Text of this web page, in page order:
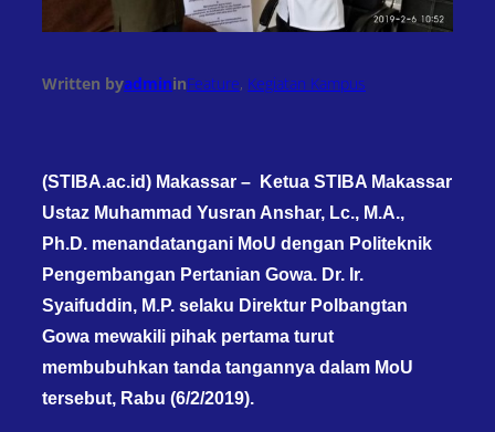
Written byadmininFeature, Kegiatan Kampus
(STIBA.ac.id) Makassar – Ketua STIBA Makassar
Ustaz Muhammad Yusran Anshar, Lc., M.A.,
Ph.D. menandatangani MoU dengan Politeknik
Pengembangan Pertanian Gowa. Dr. Ir.
Syaifuddin, M.P. selaku Direktur Polbangtan
Gowa mewakili pihak pertama turut
membubuhkan tanda tangannya dalam MoU
tersebut, Rabu (6/2/2019).